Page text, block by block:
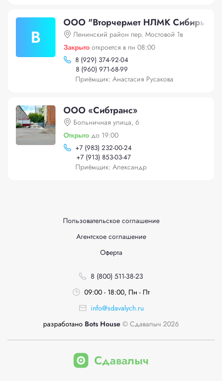
В
ООО "Вторчермет НЛМК Сибирь"
Ленинский район пер. Мостовой 1в
Закрыто откроется в пн 08:00
8 (929) 374-92-04
8 (960) 971-68-99
Приёмщик: Анастасия Русакова
ООО «Сибтранс»
Больничная улица, 6
Открыто до 19:00
+7 (983) 232-00-24
+7 (913) 853-03-47
Приёмщик: Александр
Пользовательское соглашение
Агентское соглашение
Оферта
8 (800) 511-38-23
09:00 - 18:00, Пн - Пт
info@sdavalych.ru
разработано Bots House © Сдавалыч 2026